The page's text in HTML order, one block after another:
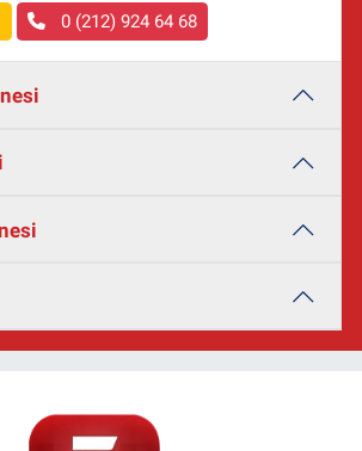
0 (212) 924 64 68